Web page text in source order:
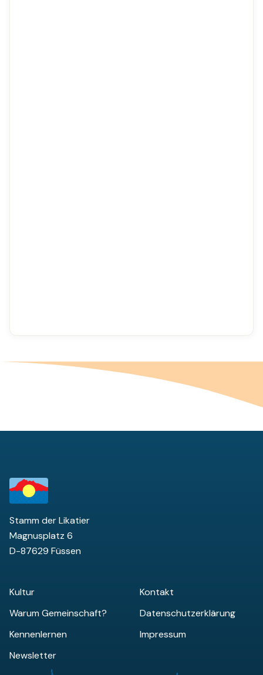
Stamm der Likatier
Magnusplatz 6
D-87629 Füssen
Kultur
Warum Gemeinschaft?
Kennenlernen
Newsletter
Kontakt
Datenschutzerklärung
Impressum